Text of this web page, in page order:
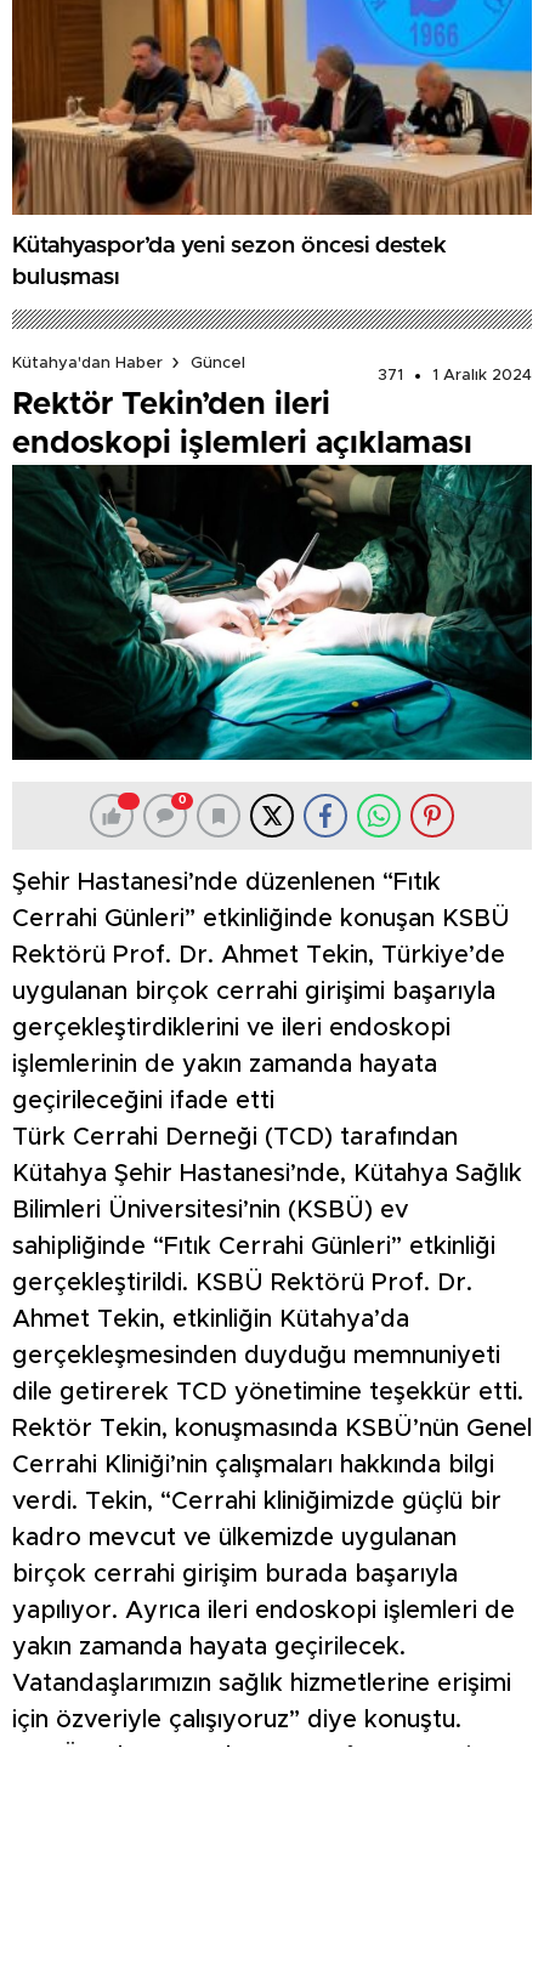
Kütahyaspor’da yeni sezon öncesi destek
buluşması
Kütahya'dan Haber
Güncel
371
1 Aralık 2024
Rektör Tekin’den ileri
endoskopi işlemleri açıklaması
0
Şehir Hastanesi’nde düzenlenen “Fıtık
Cerrahi Günleri” etkinliğinde konuşan KSBÜ
Rektörü Prof. Dr. Ahmet Tekin, Türkiye’de
uygulanan birçok cerrahi girişimi başarıyla
gerçekleştirdiklerini ve ileri endoskopi
işlemlerinin de yakın zamanda hayata
geçirileceğini ifade etti
Türk Cerrahi Derneği (TCD) tarafından
Kütahya Şehir Hastanesi’nde, Kütahya Sağlık
Bilimleri Üniversitesi’nin (KSBÜ) ev
sahipliğinde “Fıtık Cerrahi Günleri” etkinliği
gerçekleştirildi. KSBÜ Rektörü Prof. Dr.
Ahmet Tekin, etkinliğin Kütahya’da
gerçekleşmesinden duyduğu memnuniyeti
dile getirerek TCD yönetimine teşekkür etti.
Rektör Tekin, konuşmasında KSBÜ’nün Genel
Cerrahi Kliniği’nin çalışmaları hakkında bilgi
verdi. Tekin, “Cerrahi kliniğimizde güçlü bir
kadro mevcut ve ülkemizde uygulanan
birçok cerrahi girişim burada başarıyla
yapılıyor. Ayrıca ileri endoskopi işlemleri de
yakın zamanda hayata geçirilecek.
Vatandaşlarımızın sağlık hizmetlerine erişimi
için özveriyle çalışıyoruz” diye konuştu.